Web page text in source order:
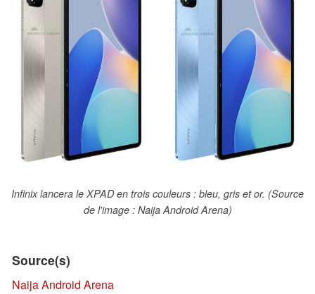
Infinix lancera le XPAD en trois couleurs : bleu, gris et or. (Source
de l'image : Naija Android Arena)
Source(s)
Naija Android Arena